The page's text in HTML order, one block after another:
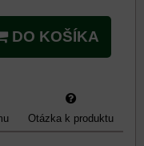
DO KOŠÍKA
Otázka k produktu